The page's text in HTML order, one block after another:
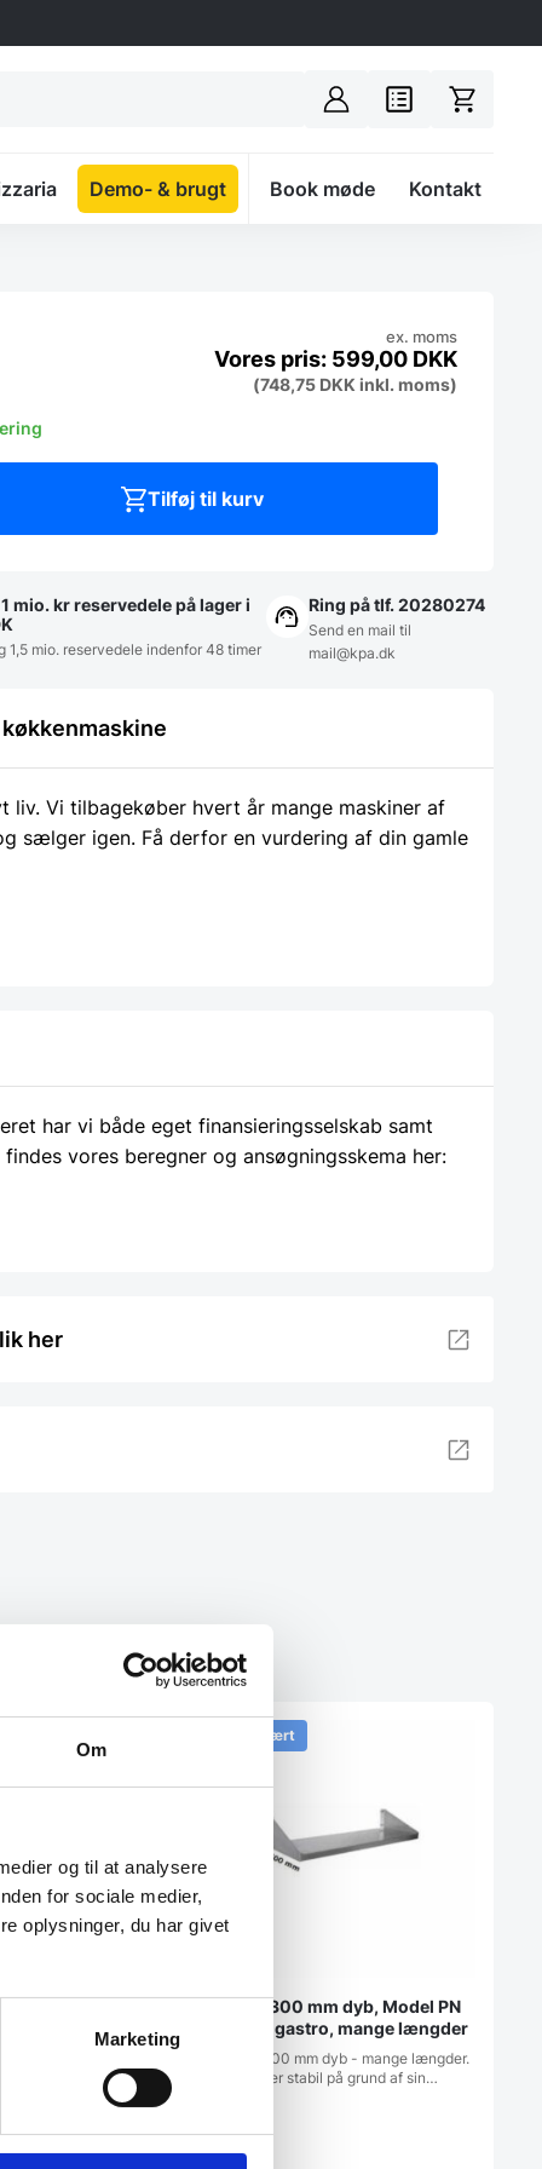
Om
og til at analysere
for sociale medier,
oplysninger, du har givet
Marketing
Demo- & brugt Spacer
Book møde Kontakt
599,00 DKK
ex. moms
(748,75 DKK inkl. moms)
Tilføj til kurv
mio. kr reservedele på lager i
1,5 mio. reservedele indenfor 48 timer
Ring på tlf. 20280274
Send en mail til
mail@kpa.dk
liv. Vi tilbagekøber hvert år mange maskiner af
sælger igen. Få derfor en vurdering af din gamle
har vi både eget finansieringsselskab samt
vores beregner og ansøgningsskema her:
her
beslag
mm, Hendi
Populært
Hylde 300 mm dyb, Model PN
fra RM gastro, mange længder
Hylde 300 mm dyb - mange længder.
Hylden er stabil på grund af sin…